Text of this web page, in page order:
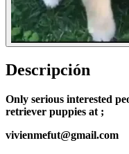
Descripción
Only serious interested
retriever puppies at ;
vivienmefut@gmail.com